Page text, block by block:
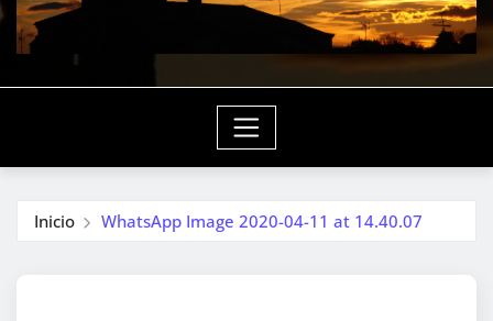
Inicio WhatsApp Image 2020-04-11 at 14.40.07